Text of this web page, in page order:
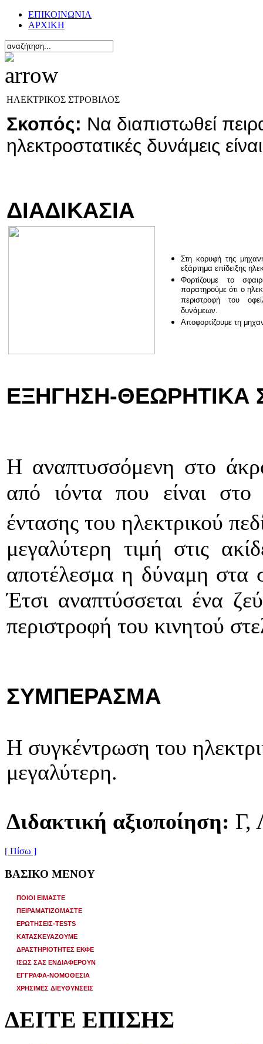
ΕΠΙΚΟΙΝΩΝΙΑ
ΑΡΧΙΚΗ
ΗΛΕΚΤΡΙΚΟΣ ΣΤΡΟΒΙΛΟΣ
Σκοπός: Να διαπιστωθεί
ηλεκτροστατικές δυνάμεις
ΔΙΑΔΙΚΑΣΙΑ
Στη κορυφή της
εξάρτημα επίδειξης
Φορτίζουμε το
παρατηρούμε ότι ο
περιστροφή του
δυνάμεων.
Αποφορτίζουμε τη
ΕΞΗΓΗΣΗ-ΘΕΩΡΗΤΙΚΑ
H αναπτυσσόμενη στο
από ιόντα που είναι
έντασης του ηλεκτρικού
μεγαλύτερη τιμή στις
αποτέλεσμα η δύναμη στα
Έτσι αναπτύσσεται ένα
περιστροφή του κινητού
ΣΥΜΠΕΡΑΣΜΑ
Η συγκέντρωση του
μεγαλύτερη.
Διδακτική αξιοποίηση: Γ,
[ Πίσω ]
ΒΑΣΙΚΟ ΜΕΝΟΥ
ΠΟΙΟΙ ΕΙΜΑΣΤΕ
ΠΕΙΡΑΜΑΤΙΖΟΜΑΣΤΕ
ΕΡΩΤΗΣΕΙΣ-TESTS
ΚΑΤΑΣΚΕΥΑΖΟΥΜΕ
ΔΡΑΣΤΗΡΙΟΤΗΤΕΣ ΕΚΦΕ
ΙΣΩΣ ΣΑΣ ΕΝΔΙΑΦΕΡΟΥΝ
ΕΓΓΡΑΦΑ-ΝΟΜΟΘΕΣΙΑ
ΧΡΗΣΙΜΕΣ ΔΙΕΥΘΥΝΣΕΙΣ
ΔΕΙΤΕ ΕΠΙΣΗΣ